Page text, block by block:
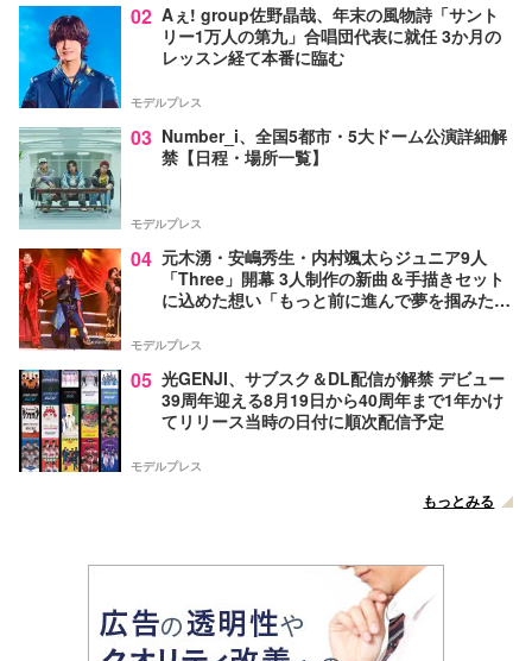
02 Aぇ! group佐野晶哉、年末の風物詩「サント
リー1万人の第九」合唱団代表に就任 3か月の
レッスン経て本番に臨む
モデルプレス
03 Number_i、全国5都市・5大ドーム公演詳細解
禁【日程・場所一覧】
モデルプレス
04 元木湧・安嶋秀生・内村颯太らジュニア9人
「Three」開幕 3人制作の新曲＆手描きセット
に込めた想い「もっと前に進んで夢を掴みた
モデルプレス
05 光GENJI、サブスク＆DL配信が解禁 デビュー
39周年迎える8月19日から40周年まで1年かけ
てリリース当時の日付に順次配信予定
モデルプレス
もっとみる